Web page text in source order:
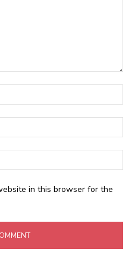
in this browser for the